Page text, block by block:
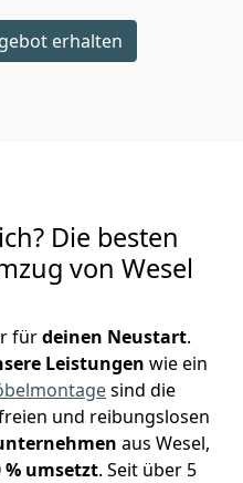
erhalten
Die besten
von Wesel
fürdeinen Neustart.
Leistungen wie ein
sind die
und reibungslosen
aus Wesel,
% umsetzt. Seit über 5